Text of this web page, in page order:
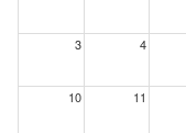
3 4
10 11